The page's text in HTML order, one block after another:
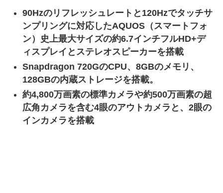
90Hzのリフレッシュレートと120Hzでタッチサ
ンプリングに対応したAQUOS（スマートフォ
ン）史上最大サイズの約6.7インチフルHD+デ
ィスプレイとステレオスピーカーを搭載
Snapdragon 720GのCPU、8GBのメモリ、
128GBの内蔵ストレージを搭載。
約4,800万画素の標準カメラや約500万画素の超
広角カメラを含む4眼のアウトカメラと、2眼の
インカメラを搭載